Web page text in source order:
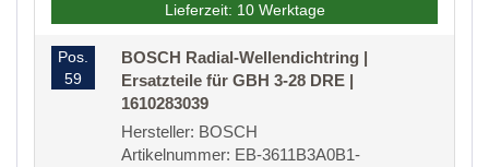
Lieferzeit: 10 Werktage
Pos.
59
BOSCH Radial-Wellendichtring |
Ersatzteile für GBH 3-28 DRE |
1610283039
Hersteller: BOSCH
Artikelnummer: EB-3611B3A0B1-